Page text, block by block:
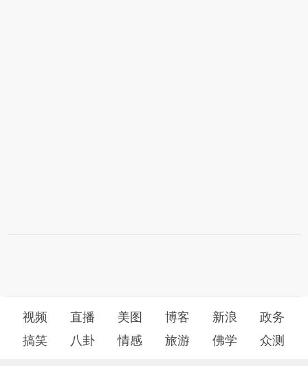
视频 直播 美图 博客 新浪
政务
搞笑
八卦 情感 旅游 佛学 众测